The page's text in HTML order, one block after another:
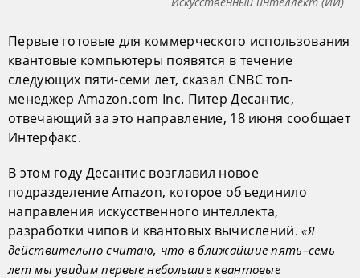
Первые готовые для коммерческого использования
квантовые компьютеры появятся в течение
следующих пяти-семи лет, сказал CNBC топ-
менеджер Amazon.com Inc. Питер Десантис,
отвечающий за это направление, 18 июня сообщает
Интерфакс.
В этом году Десантис возглавил новое
подразделение Amazon, которое объединило
направления искусственного интеллекта,
разработки чипов и квантовых вычислений.«Я
действительно считаю, что в ближайшие пять–семь
лет мы увидим первые небольшие квантовые